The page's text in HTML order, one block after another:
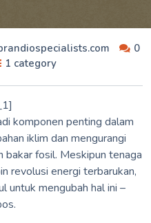
0
1 category
komponen penting dalam
iklim dan mengurangi
bakar fosil. Meskipun tenaga
revolusi energi terbarukan,
untuk mengubah hal ini –